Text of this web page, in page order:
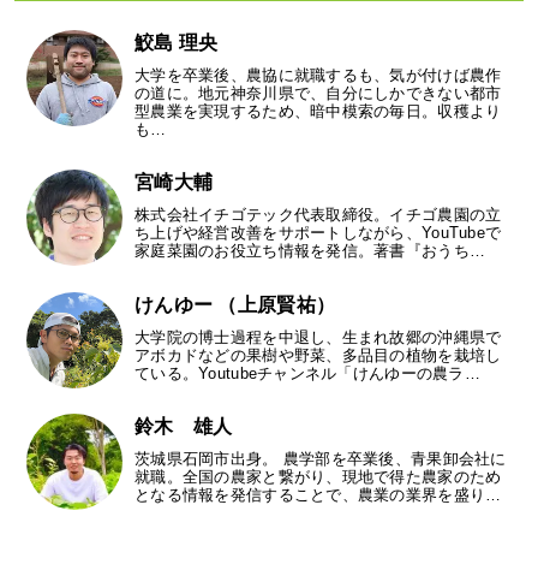
鮫島 理央
大学を卒業後、農協に就職するも、気が付けば農作
の道に。地元神奈川県で、自分にしかできない都市
型農業を実現するため、暗中模索の毎日。収穫より
も…
宮崎大輔
株式会社イチゴテック代表取締役。イチゴ農園の立
ち上げや経営改善をサポートしながら、YouTubeで
家庭菜園のお役立ち情報を発信。著書『おうち…
けんゆー （上原賢祐）
大学院の博士過程を中退し、生まれ故郷の沖縄県で
アボカドなどの果樹や野菜、多品目の植物を栽培し
ている。Youtubeチャンネル「けんゆーの農ラ…
鈴木 雄人
茨城県石岡市出身。 農学部を卒業後、青果卸会社に
就職。全国の農家と繋がり、現地で得た農家のため
となる情報を発信することで、農業の業界を盛り…